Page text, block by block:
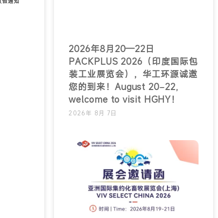
2026年8月20—22日
PACKPLUS 2026（印度国际包
装工业展览会），华工环源诚邀
您的到来！August 20–22,
welcome to visit HGHY！
2026年 8月 7日